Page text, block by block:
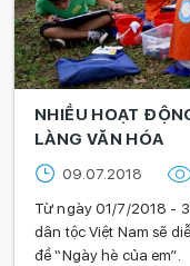
LỄ
Trải
EM
NHIỀU HOẠT
LÀNG VĂN HÓA
09.07.2018
Từ ngày 01/7/2018 -
dân tộc Việt Nam sẽ
đề “Ngày hè của em”.